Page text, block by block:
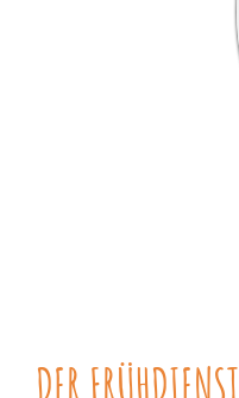
DER FRÜHDIENST